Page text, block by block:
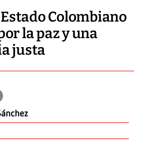
Estado Colombiano
la paz y una
justa